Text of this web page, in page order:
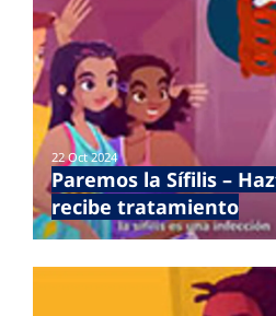
22 Oct 2024
Paremos la Sífilis –
recibe tratamiento